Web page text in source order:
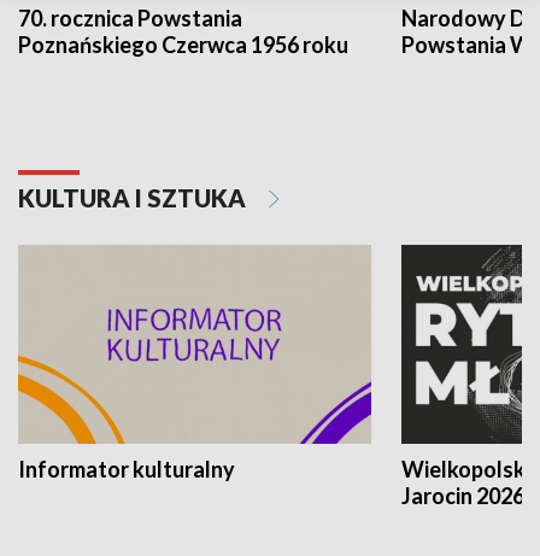
70. rocznica Powstania
Poznańskiego Czerwca 1956 roku
Narodowy
Powstania
KULTURA I SZTUKA
Informator kulturalny
Jarocin 2026